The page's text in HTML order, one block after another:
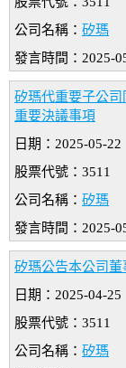
公司名稱： 矽瑪
發言時間：2025-
矽瑪代重要子公
重要決議事項
日期：2025-05-22
股票代號：3511
公司名稱： 矽瑪
發言時間：2025-
矽瑪公告本公司
日期：2025-04-25
股票代號：3511
公司名稱： 矽瑪